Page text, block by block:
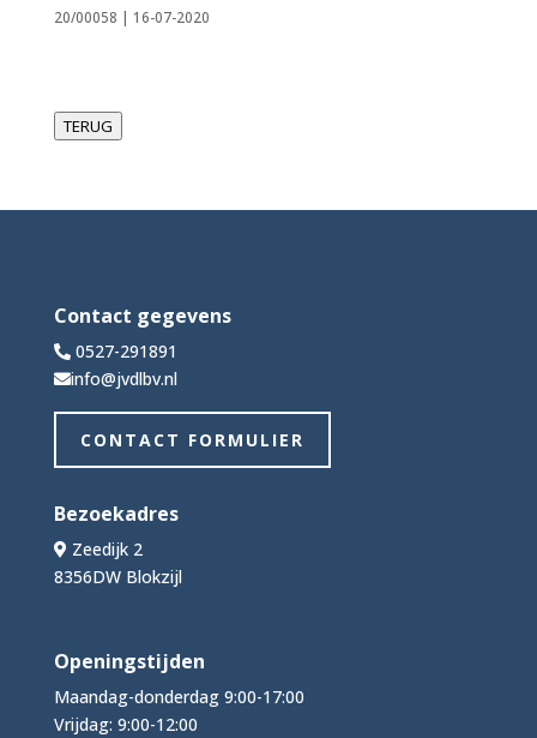
20/00058 | 16-07-2020
TERUG
Contact gegevens
0527-291891
info@jvdlbv.nl
CONTACT FORMULIER
Bezoekadres
Zeedijk 2
8356DW Blokzijl
Openingstijden
Maandag-donderdag 9:00-17:00
Vrijdag: 9:00-12:00